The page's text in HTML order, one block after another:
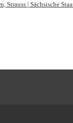
Strauss | Sächsische